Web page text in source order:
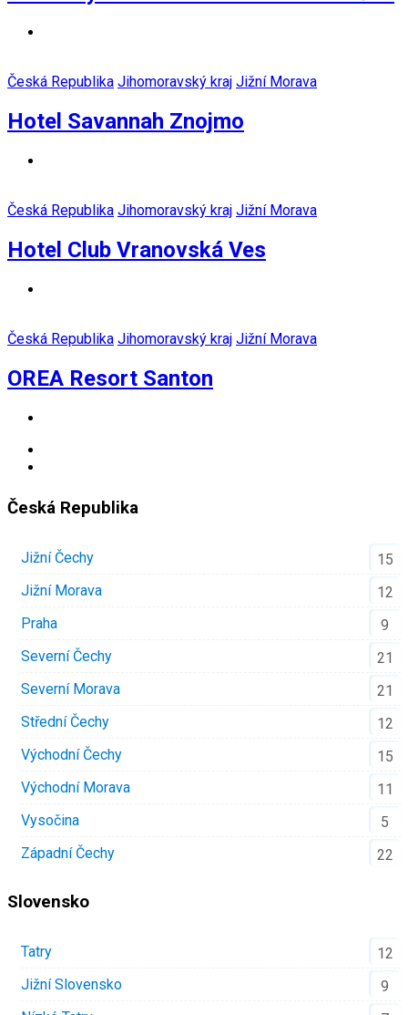
Česká Republika Jihomoravský kraj Jižní Morava
Hotel Savannah Znojmo
Česká Republika Jihomoravský kraj Jižní Morava
Hotel Club Vranovská Ves
Česká Republika Jihomoravský kraj Jižní Morava
OREA Resort Santon
Česká Republika
Jižní Čechy
15
Jižní Morava
12
Praha
9
Severní Čechy
21
Severní Morava
21
Střední Čechy
12
Východní Čechy
15
Východní Morava
11
Vysočina
5
Západní Čechy
22
Slovensko
Tatry
12
Jižní Slovensko
9